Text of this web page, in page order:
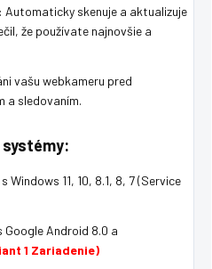
: Automaticky skenuje a aktualizuje
že používate najnovšie a
vašu webkameru pred
a sledovaním.
systémy:
Windows 11, 10, 8.1, 8, 7 (Service
Google Android 8.0 a
1 Zariadenie)